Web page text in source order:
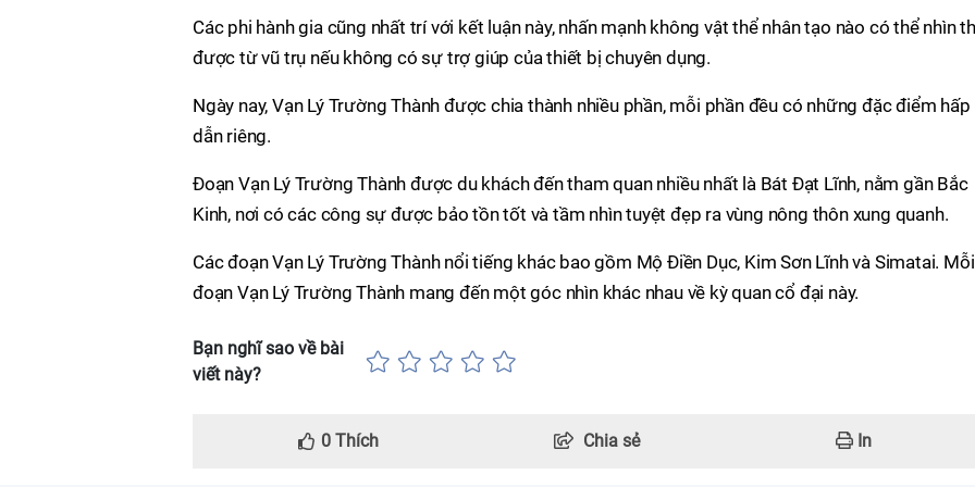
Các phi hành gia cũng nhất trí với kết luận này, nhấn mạnh không vật thể nhân tạo nào có thể nhìn
được từ vũ trụ nếu không có sự trợ giúp của thiết bị chuyên dụng.
Ngày nay, Vạn Lý Trường Thành được chia thành nhiều phần, mỗi phần đều có những đặc điểm hấp
dẫn riêng.
Đoạn Vạn Lý Trường Thành được du khách đến tham quan nhiều nhất là Bát Đạt Lĩnh, nằm gần Bắc
Kinh, nơi có các công sự được bảo tồn tốt và tầm nhìn tuyệt đẹp ra vùng nông thôn xung quanh.
Các đoạn Vạn Lý Trường Thành nổi tiếng khác bao gồm Mộ Điền Dục, Kim Sơn Lĩnh và Simatai. Mỗi
đoạn Vạn Lý Trường Thành mang đến một góc nhìn khác nhau về kỳ quan cổ đại này.
Bạn nghĩ sao về bài
viết này?
0 Thích Chia sẻ In